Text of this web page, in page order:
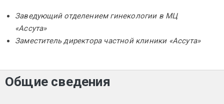
Заведующий отделением гинекологии в МЦ
«Ассута»
Заместитель директора частной клиники «Ассута»
Общие сведения